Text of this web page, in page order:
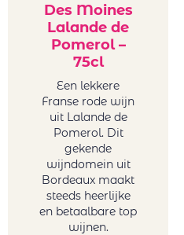
Des Moines
Lalande de
Pomerol –
75cl
Een lekkere
Franse rode wijn
uit Lalande de
Pomerol. Dit
gekende
wijndomein uit
Bordeaux maakt
steeds heerlijke
en betaalbare top
wijnen.